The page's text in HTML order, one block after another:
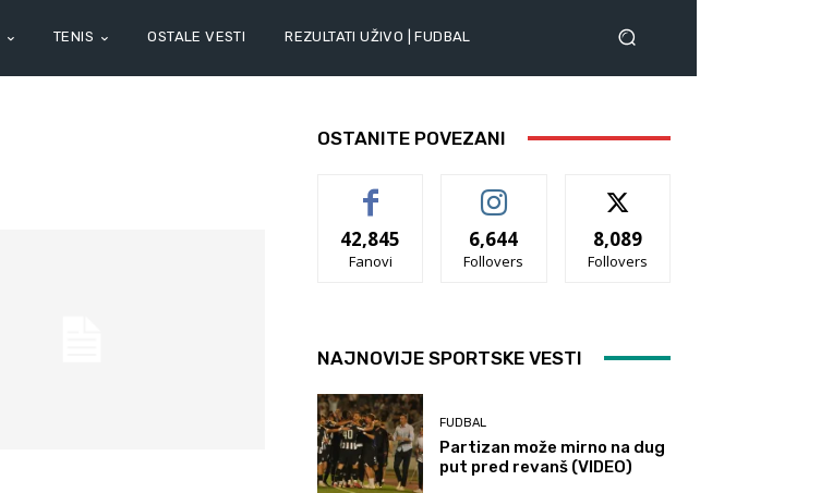
TENIS OSTALE VESTI REZULTATI UŽIVO | FUDBAL
OSTANITE POVEZANI
42,845
Fanovi
6,644
Follovers
8,089
Follovers
NAJNOVIJE SPORTSKE VESTI
FUDBAL
Partizan može mirno na dug
put pred revanš (VIDEO)